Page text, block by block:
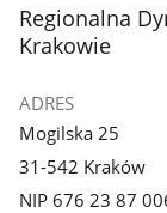
stopka
Regionalna
Krakowie
ADRES
Mogilska 25
31-542 Kraków
NIP 676 23 87